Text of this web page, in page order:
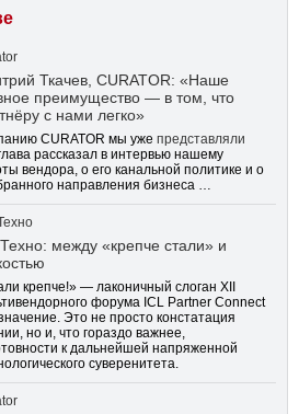
Ткачев, CURATOR: «Наше
преимущество — в том, что
с нами легко»
CURATOR мы уже представляли
рассказал в интервью нашему
вендора, о его канальной политике и о
направления бизнеса …
между «крепче стали» и
крепче!» — лаконичный слоган XII
форума ICL Partner Connect
Это не просто констатация
но и, что гораздо важнее,
к дальнейшей напряженной
суверенитета.